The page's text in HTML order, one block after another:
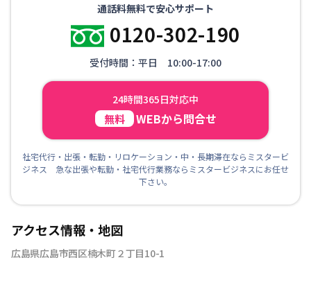
通話料無料で安心サポート
0120-302-190
受付時間：平日 10:00-17:00
24時間365日対応中
無料 WEBから問合せ
社宅代行・出張・転勤・リロケーション・中・長期滞在ならミスタービ
ジネス 急な出張や転勤・社宅代行業務ならミスタービジネスにお任せ
下さい。
アクセス情報・地図
広島県広島市西区楠木町２丁目10-1